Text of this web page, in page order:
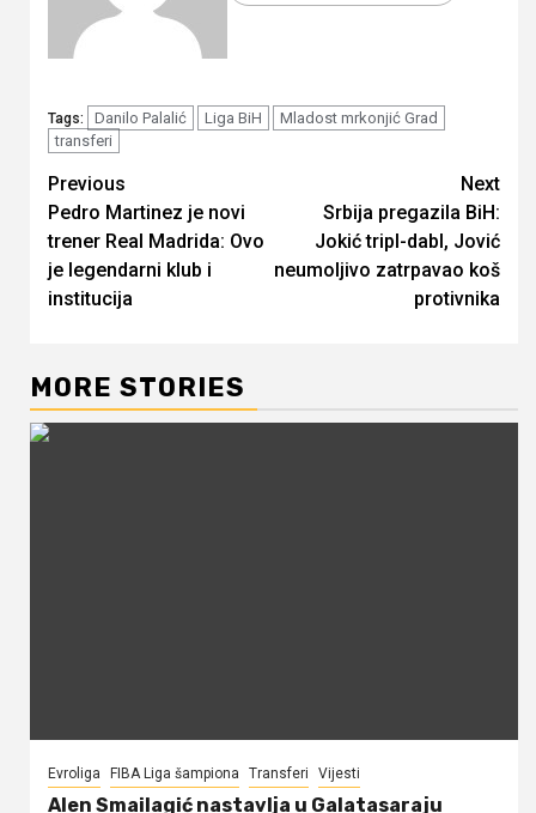
Tags: Danilo Palalić Liga BiH
Mladost mrkonjić Grad
transferi
Continue
Reading
Previous
Pedro Martinez je novi
trener Real Madrida: Ovo
je legendarni klub i
institucija
Next
Srbija pregazila BiH:
Jokić tripl-dabl, Jović
neumoljivo zatrpavao koš
protivnika
MORE STORIES
Evroliga FIBA Liga šampiona Transferi Vijesti
Alen Smailagić nastavlja u Galatasaraju